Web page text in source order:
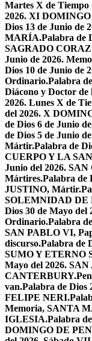
Martes X de
2026. XI
Dios 13 de Junio
MARÍA.Palabra de
SAGRADO
Junio de 2026.
Dios 10 de Junio de
Ordinario.Palabra
Diácono y Doctor de
2026. Lunes X de
del 2026. X
de Dios 6 de Junio
de Dios 5 de Junio
Mártir.Palabra de
CUERPO Y LA
Junio del 2026.
Mártires.Palabra de
JUSTINO, Mártir.
SOLEMNIDAD
Dios 30 de Mayo
Ordinario.Palabra
SAN PABLO VI,
discurso.Palabra de
SUMO Y ETERNO
Mayo del 2026.
CANTERBURY.
van.Palabra de Dios
FELIPE NERI.
Memoria, SANTA
IGLESIA.Palabra
DOMINGO DE